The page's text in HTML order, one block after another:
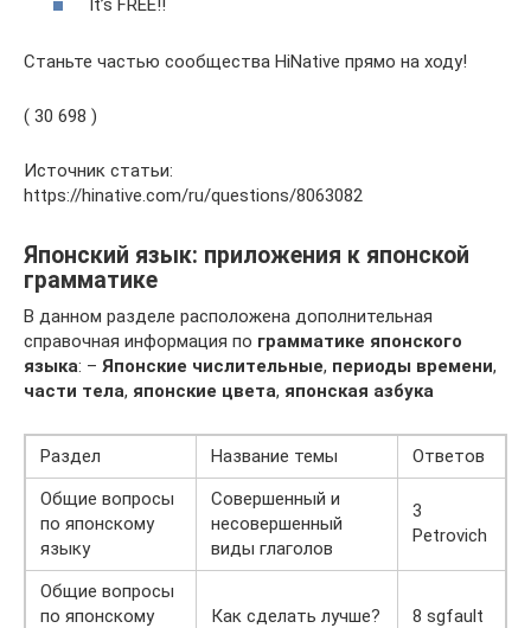
It’s FREE!!
Станьте частью сообщества HiNative прямо на ходу!
( 30 698 )
Источник статьи:
https://hinative.com/ru/questions/8063082
Японский язык: приложения к японской
грамматике
В данном разделе расположена дополнительная
справочная информация по грамматике японского
языка: – Японские числительные, периоды времени,
части тела, японские цвета, японская азбука
Раздел Название темы
Ответов
Общие вопросы
по японскому
языку
Совершенный и
несовершенный
виды глаголов
3
Petrovich
Общие вопросы
по японскому
Как сделать лучше? 8 sgfault